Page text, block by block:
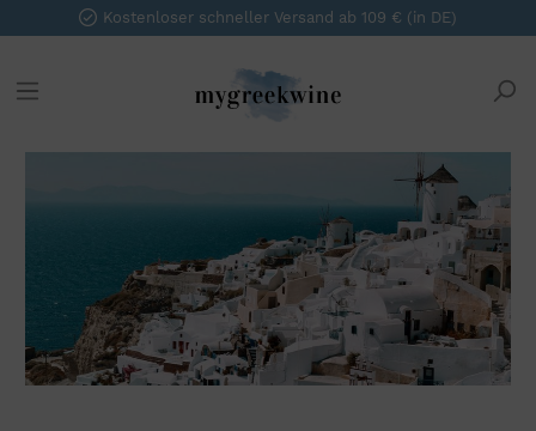
Kostenloser schneller Versand ab 109 € (in DE)